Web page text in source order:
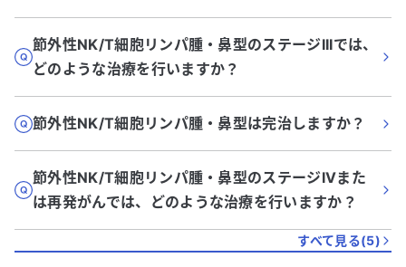
節外性NK/T細胞リンパ腫・鼻型のステージIIIでは、
どのような治療を行いますか？
節外性NK/T細胞リンパ腫・鼻型は完治しますか？
節外性NK/T細胞リンパ腫・鼻型のステージIVまた
は再発がんでは、どのような治療を行いますか？
すべて見る(5)